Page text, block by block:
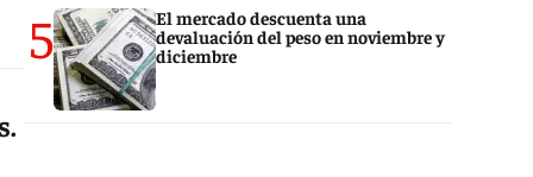
5
El mercado descuenta una
devaluación del peso en noviembre y
diciembre